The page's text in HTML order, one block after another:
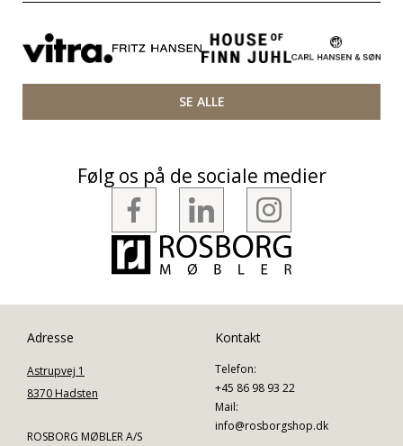
SE ALLE
Følg os på de sociale medier
Adresse
Astrupvej 1
8370 Hadsten
ROSBORG MØBLER A/S
Kontakt
Telefon:
+45 86 98 93 22
Mail:
info@rosborgshop.dk